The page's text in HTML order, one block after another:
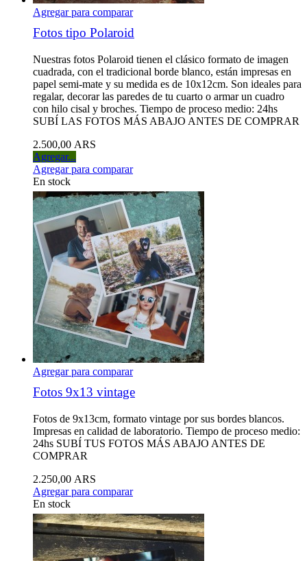
Agregar para comparar
Fotos tipo Polaroid
Nuestras fotos Polaroid tienen el clásico formato de imagen
cuadrada, con el tradicional borde blanco, están impresas en
papel semi-mate y su medida es de 10x12cm. Son ideales para
regalar, decorar las paredes de tu cuarto o armar un cuadro
con hilo cisal y broches. Tiempo de proceso medio: 24hs
SUBÍ LAS FOTOS MÁS ABAJO ANTES DE COMPRAR
2.500,00 ARS
Agregar...
Agregar para comparar
En stock
Agregar para comparar
Fotos 9x13 vintage
Fotos de 9x13cm, formato vintage por sus bordes blancos.
Impresas en calidad de laboratorio. Tiempo de proceso medio:
24hs SUBÍ TUS FOTOS MÁS ABAJO ANTES DE
COMPRAR
2.250,00 ARS
Agregar para comparar
En stock